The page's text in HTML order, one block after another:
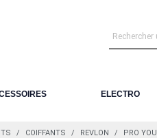
ELECTRO
COIFFANTS REVLON PRO YOU